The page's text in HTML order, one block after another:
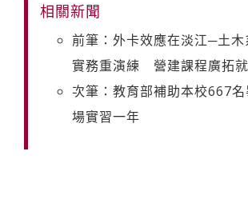
相關新聞
前筆：外卡效應在淡江─土木
實務重演練 營建課程廣拓
次筆：教育部補助本校667
場實習一年